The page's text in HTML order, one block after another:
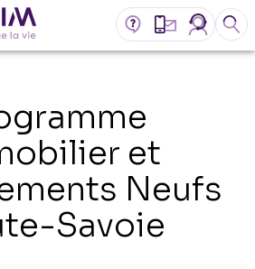
et
Neufs
Savoie